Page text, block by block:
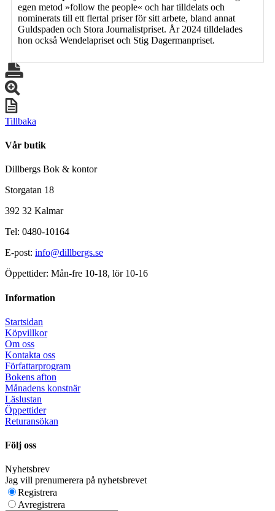
egen metod »follow the people« och har tilldelats och
nominerats till ett flertal priser för sitt arbete, bland annat
Guldspaden och Stora Journalistpriset. År 2024 tilldelades
hon också Wendelapriset och Stig Dagermanpriset.
Tillbaka
Vår butik
Dillbergs Bok & kontor
Storgatan 18
392 32 Kalmar
Tel: 0480-10164
E-post: info@dillbergs.se
Öppettider: Mån-fre 10-18, lör 10-16
Information
Startsidan
Köpvillkor
Om oss
Kontakta oss
Författarprogram
Bokens afton
Månadens konstnär
Läslustan
Öppettider
Returansökan
Följ oss
Nyhetsbrev
Jag vill prenumerera på nyhetsbrevet
Registrera
Avregistrera